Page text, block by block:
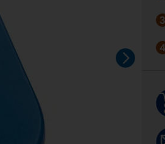
3
4